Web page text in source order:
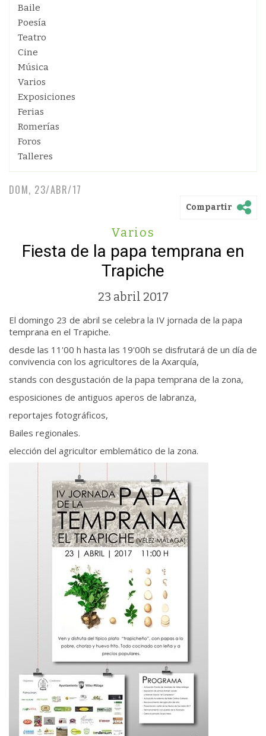
Baile
Poesía
Teatro
Cine
Música
Varios
Exposiciones
Ferias
Romerías
Foros
Talleres
DOM, 23/ABR/17
Compartir
Varios
Fiesta de la papa temprana en
Trapiche
23 abril 2017
El domingo 23 de abril se celebra la IV jornada de la papa
temprana en el Trapiche.
desde las 11'00 h hasta las 19'00h se disfrutará de un día de
convivencia con los agricultores de la Axarquía,
stands con desgustación de la papa temprana de la zona,
esposiciones de antiguos aperos de labranza,
reportajes fotográficos,
Bailes regionales.
elección del agricultor emblemático de la zona.